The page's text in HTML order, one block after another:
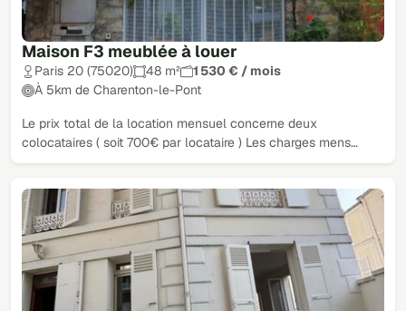
Maison F3 meublée à louer
Paris 20 (75020) 48 m²
1 530 € / mois
À 5km de Charenton-le-Pont
Le prix total de la location mensuel concerne deux
colocataires ( soit 700€ par locataire ) Les charges mens…